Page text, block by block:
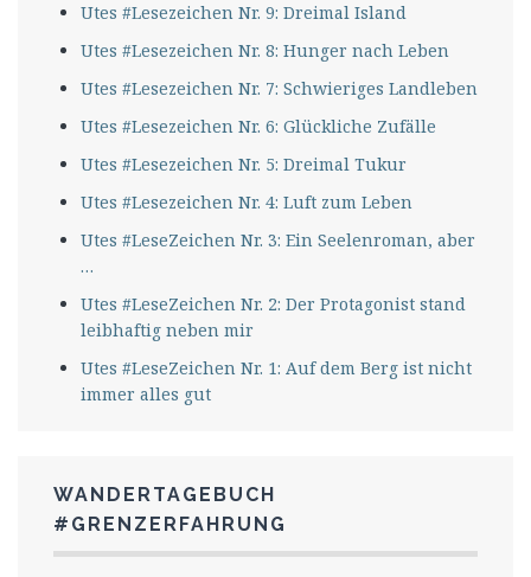
Utes #Lesezeichen Nr. 9: Dreimal Island
Utes #Lesezeichen Nr. 8: Hunger nach Leben
Utes #Lesezeichen Nr. 7: Schwieriges Landleben
Utes #Lesezeichen Nr. 6: Glückliche Zufälle
Utes #Lesezeichen Nr. 5: Dreimal Tukur
Utes #Lesezeichen Nr. 4: Luft zum Leben
Utes #LeseZeichen Nr. 3: Ein Seelenroman, aber
…
Utes #LeseZeichen Nr. 2: Der Protagonist stand
leibhaftig neben mir
Utes #LeseZeichen Nr. 1: Auf dem Berg ist nicht
immer alles gut
WANDERTAGEBUCH
#GRENZERFAHRUNG